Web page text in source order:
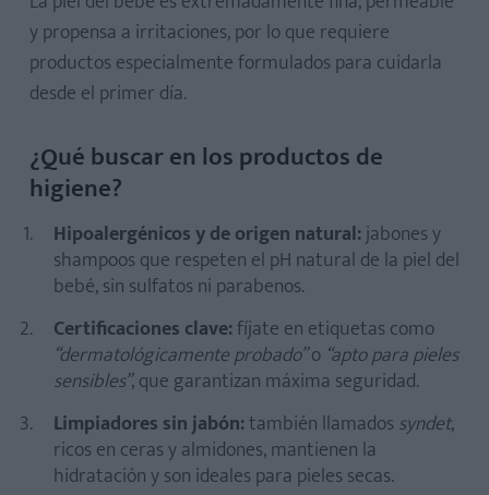
y propensa a irritaciones, por lo que requiere
productos especialmente formulados para cuidarla
desde el primer día.
¿Qué buscar en los productos de
higiene?
Hipoalergénicos y de origen natural:jabones y
shampoos que respeten el pH natural de la piel del
bebé, sin sulfatos ni parabenos.
Certificaciones clave:fíjate en etiquetas como
“dermatológicamente probado”o “apto para pieles
sensibles”, que garantizan máxima seguridad.
Limpiadores sin jabón:también llamados syndet,
ricos en ceras y almidones, mantienen la
hidratación y son ideales para pieles secas.